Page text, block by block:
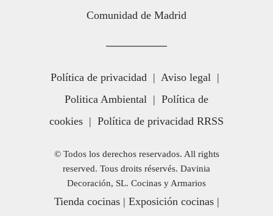
Comunidad de Madrid
Política de privacidad | Aviso legal |
Politica Ambiental | Política de
cookies | Política de privacidad RRSS
© Todos los derechos reservados. All rights
reserved. Tous droits réservés. Davinia
Decoración, SL. Cocinas y Armarios
Tienda cocinas| Exposición cocinas|